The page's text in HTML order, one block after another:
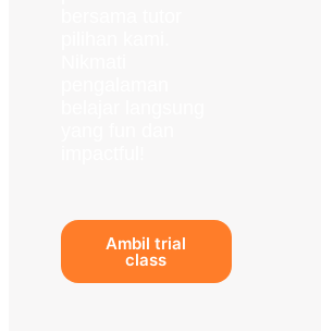
Ambil trial
class